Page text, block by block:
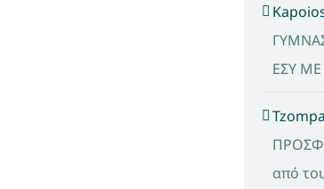
ΕΣΥ
από